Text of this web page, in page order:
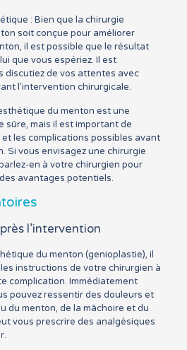
: Bien que la chirurgie
soit conçue pour améliorer
il est possible que le résultat
que vous espériez. Il est
discutiez de vos attentes avec
l’intervention chirurgicale.
du menton est une
sûre, mais il est important de
les complications possibles avant
Si vous envisagez une chirurgie
en à votre chirurgien pour
avantages potentiels.
l’intervention
du menton (genioplastie), il
instructions de votre chirurgien à
complication. Immédiatement
pouvez ressentir des douleurs et
du menton, de la mâchoire et du
vous prescrire des analgésiques